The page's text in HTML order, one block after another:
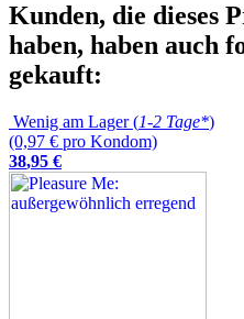
Kunden, die dieses
haben, haben auch
gekauft:
Wenig am Lager (1-2 Tage*)
(0,97 € pro Kondom)
38,95 €